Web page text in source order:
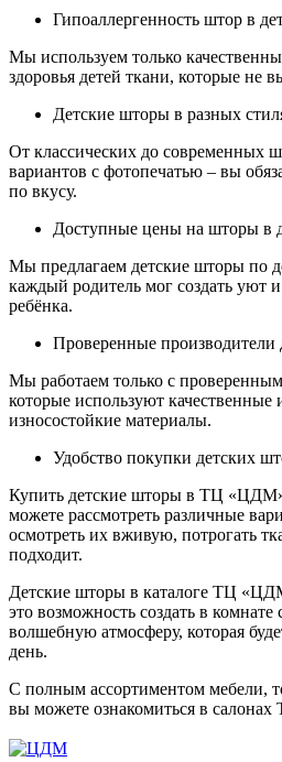
Гипоаллергенность штор в
Мы используем только
здоровья детей ткани, которые не
Детские шторы в разных
От классических до современных
вариантов с фотопечатью – вы
по вкусу.
Доступные цены на шторы в
Мы предлагаем детские шторы по
каждый родитель мог создать уют
ребёнка.
Проверенные производители
Мы работаем только с
которые используют качественные
износостойкие материалы.
Удобство покупки детских
Купить детские шторы в ТЦ
можете рассмотреть различные
осмотреть их вживую, потрогать
подходит.
Детские шторы в каталоге ТЦ
это возможность создать в
волшебную атмосферу, которая
день.
С полным ассортиментом мебели,
вы можете ознакомиться в